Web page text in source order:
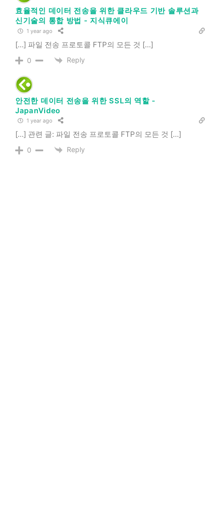
효율적인 데이터 전송을 위한 클라우드 기반 솔루션과
신기술의 통합 방법 - 지식큐에이
1 year ago
[…] 파일 전송 프로토콜 FTP의 모든 것 […]
0 Reply
안전한 데이터 전송을 위한 SSL의 역할 -
JapanVideo
1 year ago
[…] 관련 글: 파일 전송 프로토콜 FTP의 모든 것 […]
0 Reply